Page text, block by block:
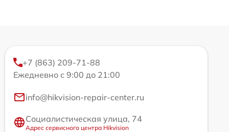
+7 (863) 209-71-88
Ежедневно с 9:00 до 21:00
info@hikvision-repair-center.ru
Социалистическая улица, 74
Адрес сервисного центра Hikvision